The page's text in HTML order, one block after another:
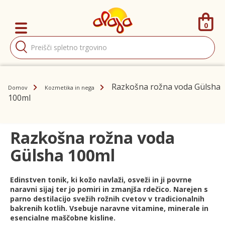
Products
search
0
Domov Kozmetika in nega
Razkošna rožna voda Gülsha
100ml
Razkošna rožna voda
Gülsha 100ml
Edinstven tonik, ki kožo navlaži, osveži in ji povrne
naravni sijaj ter jo pomiri in zmanjša rdečico. Narejen s
parno destilacijo svežih rožnih cvetov v tradicionalnih
bakrenih kotlih. Vsebuje naravne vitamine, minerale in
esencialne maščobne kisline.